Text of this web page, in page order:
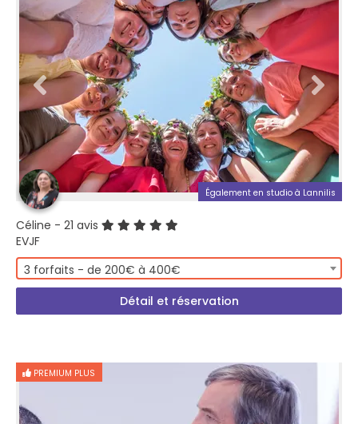
Également en studio à Lannilis
Céline - 21 avis
EVJF
3 forfaits - de 200€ à 400€
Détail et réservation
PREMIUM PLUS